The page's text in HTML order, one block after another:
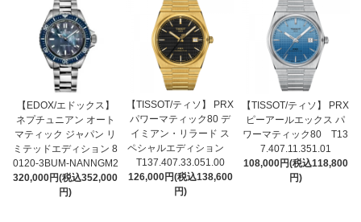
【EDOX/エドックス】
ネプチュニアン オート
マティック ジャパン リ
ミテッドエディション 8
0120-3BUM-NANNGM2
320,000円(税込352,000
円)
【TISSOT/ティソ】 PRX
パワーマティック80 デ
イミアン・リラード ス
ペシャルエディション
T137.407.33.051.00
126,000円(税込138,600
円)
【TISSOT/ティソ】 PRX
ピーアールエックス パ
ワーマティック80 T13
7.407.11.351.01
108,000円(税込118,800
円)